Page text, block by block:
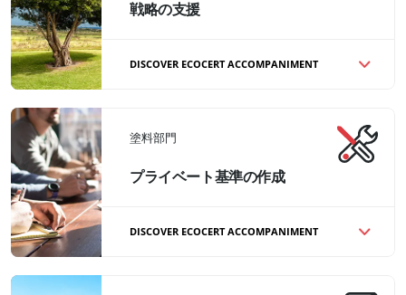
戦略の支援
DISCOVER ECOCERT ACCOMPANIMENT
主要部門(購買、品質保証、CSR)
へのドキュメントレビューとインタビュー
責任調達方針を強化するための戦略的分野の
特定確立されたシステムの性能に関する合
した行動提案
塗料部門
プライベート基準の作成
DISCOVER ECOCERT ACCOMPANIMENT